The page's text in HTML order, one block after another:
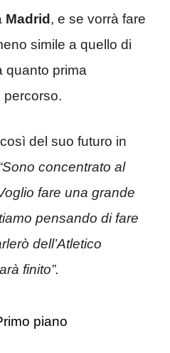
Madrid , e se vorrà fare
simile a quello di
quanto prima
del suo futuro in
concentrato al
fare una grande
pensando di fare
dell’Atletico
finito”.
piano